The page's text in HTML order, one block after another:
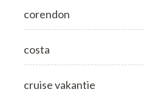
corendon
costa
cruise vakantie